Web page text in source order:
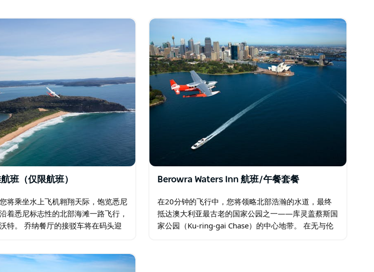
班（仅限航班）
将乘坐水上飞机翱翔天际，饱览悉尼
着悉尼标志性的北部海滩一路飞行，
特。 乔纳餐厅的接驳车将在码头迎
Berowra Waters Inn 航班/午餐套餐
在20分钟的飞行中，您将领略北部浩瀚的水道，最终
抵达澳大利亚最古老的国家公园之一——库灵盖蔡斯国
家公园（Ku-ring-gai Chase）的中心地带。 在无与伦